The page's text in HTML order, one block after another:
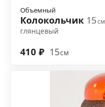
Объемный
Колокольчик 15см
глянцевый
410 ₽ 15см